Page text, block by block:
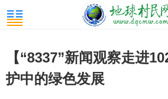
【“8337”新闻观察走进
护中的绿色发展